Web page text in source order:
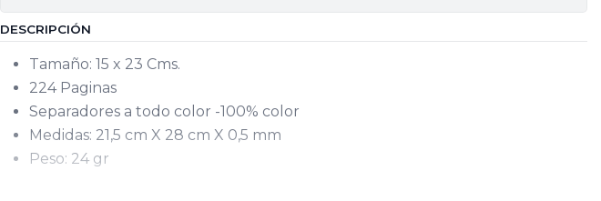
DESCRIPCIÓN
Tamaño: 15 x 23 Cms.
224 Paginas
Separadores a todo color -100% color
Medidas: 21,5 cm X 28 cm X 0,5 mm
Peso: 24 gr